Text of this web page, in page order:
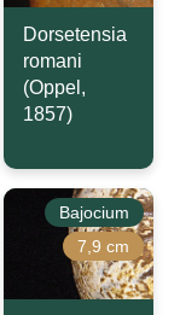
Dorsetensia
romani
(Oppel,
1857)
Bajocium
7,9 cm